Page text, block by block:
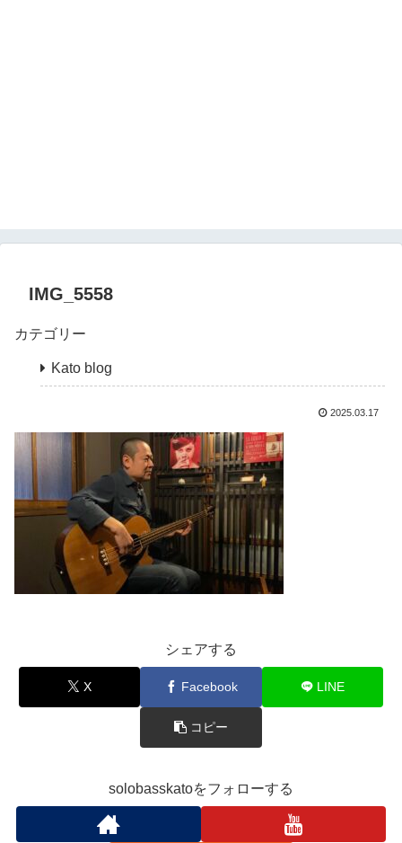
IMG_5558
カテゴリー
Kato blog
2025.03.17
シェアする
X Facebook LINE
コピー
solobasskatoをフォローする